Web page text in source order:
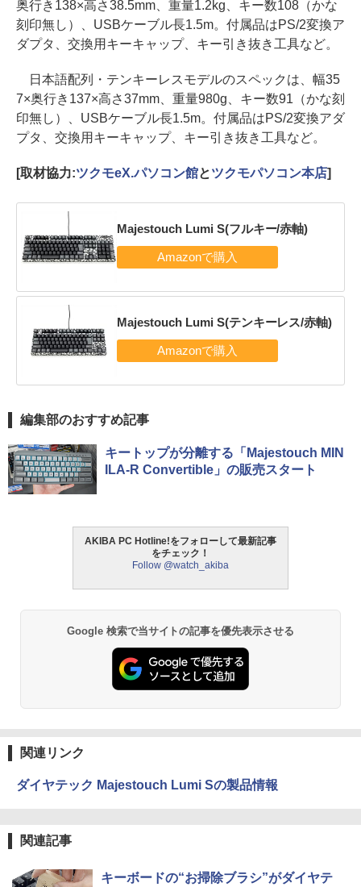
奥行き138×高さ38.5mm、重量1.2kg、キー数108（かな
刻印無し）、USBケーブル長1.5m。付属品はPS/2変換ア
ダプタ、交換用キーキャップ、キー引き抜き工具など。
日本語配列・テンキーレスモデルのスペックは、幅35
7×奥行き137×高さ37mm、重量980g、キー数91（かな刻
印無し）、USBケーブル長1.5m。付属品はPS/2変換アダ
プタ、交換用キーキャップ、キー引き抜き工具など。
[取材協力:ツクモeX.パソコン館とツクモパソコン本店]
Majestouch Lumi S(フルキー/赤軸)
Majestouch Lumi S(テンキーレス/赤軸)
編集部のおすすめ記事
キートップが分離する「Majestouch MIN
ILA-R Convertible」の販売スタート
AKIBA PC Hotline!をフォローして最新記事
をチェック！
Follow @watch_akiba
Google 検索で当サイトの記事を優先表示させる
関連リンク
ダイヤテック Majestouch Lumi Sの製品情報
関連記事
キーボードの“お掃除ブラシ”がダイヤテ